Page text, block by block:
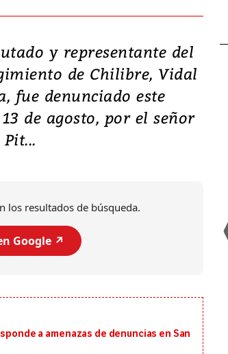
y representante del
de Chilibre, Vidal
fue denunciado este
de agosto, por el señor
los resultados de búsqueda.
Google ↗️
a amenazas de denuncias en San
Video: Lula lanza su
candidatura con
promesas de inversión
en defensa, educación y
tierras raras
Entre recuerdos y escuetas
da Silva, oficializó este domingo su